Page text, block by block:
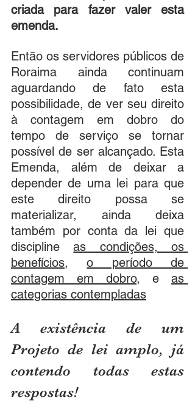
criada para fazer valer esta
emenda.
Então os servidores públicos de
Roraima ainda continuam
aguardando de fato esta
possibilidade, de ver seu direito
à contagem em dobro do
tempo de serviço se tornar
possível de ser alcançado. Esta
Emenda, além de deixar a
depender de uma lei para que
este direito possa se
materializar, ainda deixa
também por conta da lei que
discipline as condições, os
benefícios, o período de
contagem em dobro, e as
categorias contempladas
A existência de um
Projeto de lei amplo, já
contendo todas estas
respostas!